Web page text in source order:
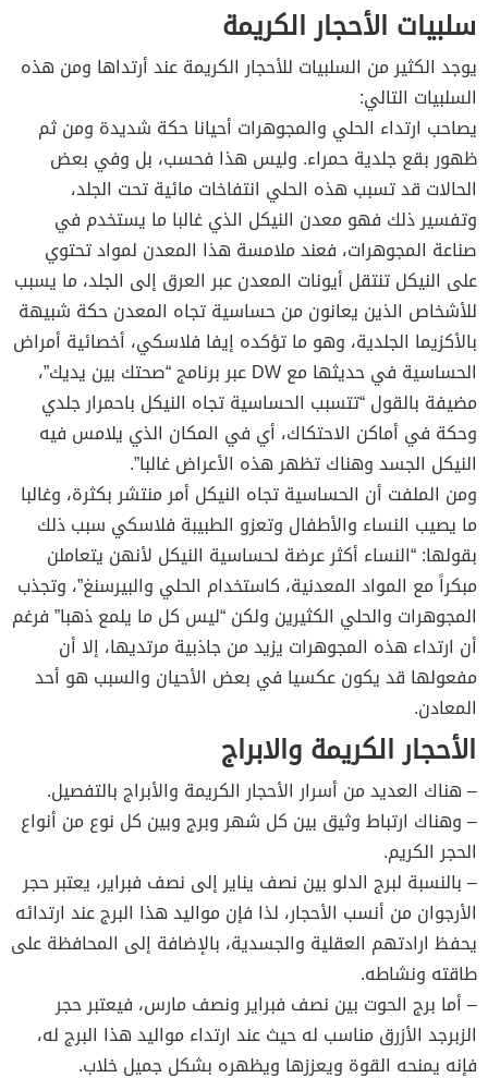
سلبيات الأحجار الكريمة
يوجد الكثير من السلبيات للأحجار الكريمة عند أرتداها ومن هذه
السلبيات التالي:
يصاحب ارتداء الحلي والمجوهرات أحيانا حكة شديدة ومن ثم
ظهور بقع جلدية حمراء. وليس هذا فحسب، بل وفي بعض
الحالات قد تسبب هذه الحلي انتفاخات مائية تحت الجلد،
وتفسير ذلك فهو معدن النيكل الذي غالبا ما يستخدم في
صناعة المجوهرات، فعند ملامسة هذا المعدن لمواد تحتوي
على النيكل تنتقل أيونات المعدن عبر العرق إلى الجلد، ما يسبب
للأشخاص الذين يعانون من حساسية تجاه المعدن حكة شبيهة
بالأكزيما الجلدية، وهو ما تؤكده إيفا فلاسكي، أخصائية أمراض
الحساسية في حديثها مع DW عبر برنامج “صحتك بين يديك”،
مضيفة بالقول “تتسبب الحساسية تجاه النيكل باحمرار جلدي
وحكة في أماكن الاحتكاك، أي في المكان الذي يلامس فيه
النيكل الجسد وهناك تظهر هذه الأعراض غالبا”.
ومن الملفت أن الحساسية تجاه النيكل أمر منتشر بكثرة، وغالبا
ما يصيب النساء والأطفال وتعزو الطبيبة فلاسكي سبب ذلك
بقولها: “النساء أكثر عرضة لحساسية النيكل لأنهن يتعاملن
مبكراً مع المواد المعدنية، كاستخدام الحلي والبيرسنغ”، وتجذب
المجوهرات والحلي الكثيرين ولكن “ليس كل ما يلمع ذهبا” فرغم
أن ارتداء هذه المجوهرات يزيد من جاذبية مرتديها، إلا أن
مفعولها قد يكون عكسيا في بعض الأحيان والسبب هو أحد
المعادن.
الأحجار الكريمة والابراج
– هناك العديد من أسرار الأحجار الكريمة والأبراج بالتفصيل.
– وهناك ارتباط وثيق بين كل شهر وبرج وبين كل نوع من أنواع
الحجر الكريم.
– بالنسبة لبرج الدلو بين نصف يناير إلى نصف فبراير، يعتبر حجر
الأرجوان من أنسب الأحجار، لذا فإن مواليد هذا البرج عند ارتدائه
يحفظ ارادتهم العقلية والجسدية، بالإضافة إلى المحافظة على
طاقته ونشاطه.
– أما برج الحوت بين نصف فبراير ونصف مارس، فيعتبر حجر
الزبرجد الأزرق مناسب له حيث عند ارتداء مواليد هذا البرج له،
فإنه يمنحه القوة ويعززها ويظهره بشكل جميل خلاب.